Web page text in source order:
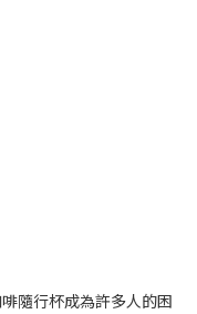
隨行杯成為許多人的困